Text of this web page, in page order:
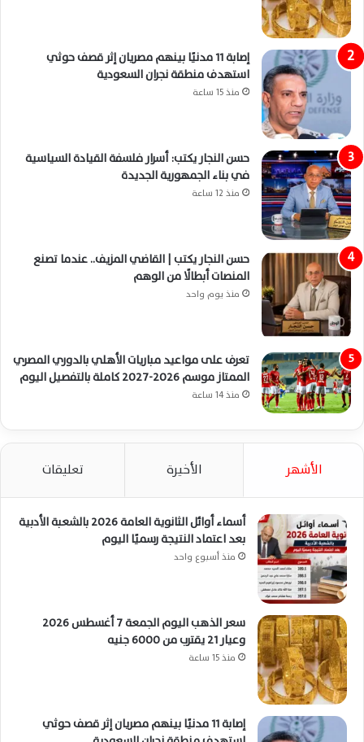
إصابة 11 مدنيًا بينهم مصريان إثر قصف حوثي
استهدف منطقة نجران السعودية
منذ 15 ساعة
حسن النجار يكتب: أسرار فلسفة القيادة السياسية
في بناء الجمهورية الجديدة
منذ 12 ساعة
حسن النجار يكتب | القاضي المزيف.. عندما تصنع
المنصات أبطالًا من الوهم
منذ يوم واحد
تعرف على مواعيد مباريات الأهلي بالدوري المصري
الممتاز موسم 2026-2027 كاملة بالتفصيل اليوم
منذ 14 ساعة
الأشهر الأخيرة تعليقات
أسماء أوائل الثانوية العامة 2026 بالشعبة الأدبية
بعد اعتماد النتيجة رسميًا اليوم
منذ أسبوع واحد
سعر الذهب اليوم الجمعة 7 أغسطس 2026
وعيار 21 يقترب من 6000 جنيه
منذ 15 ساعة
إصابة 11 مدنيًا بينهم مصريان إثر قصف حوثي